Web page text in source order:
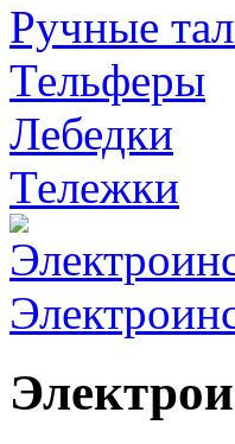
Ручные
Тельферы
Лебедки
Тележки